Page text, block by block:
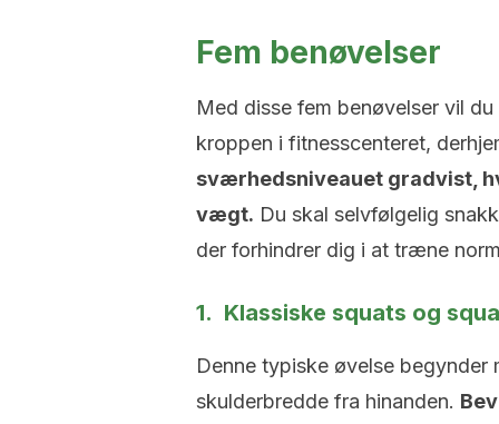
Fem benøvelser
Med disse fem benøvelser vil
kroppen i fitnesscenteret,
sværhedsniveauet gradvist,
vægt. Du skal selvfølgelig
der forhindrer dig i at træne
1. Klassiske squats og
Denne typiske øvelse begynder
skulderbredde fra hinanden.